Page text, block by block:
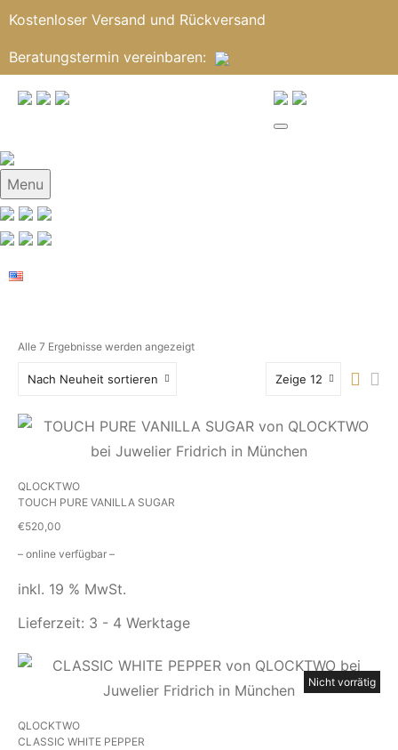
Kostenloser Versand und Rückversand
Beratungstermin vereinbaren:
Menu
Alle 7 Ergebnisse werden angezeigt
Nach Neuheit sortieren Zeige 12
QLOCKTWO
TOUCH PURE VANILLA SUGAR
€520,00
– online verfügbar –
inkl. 19 % MwSt.
Lieferzeit: 3 - 4 Werktage
Nicht vorrätig
QLOCKTWO
CLASSIC WHITE PEPPER